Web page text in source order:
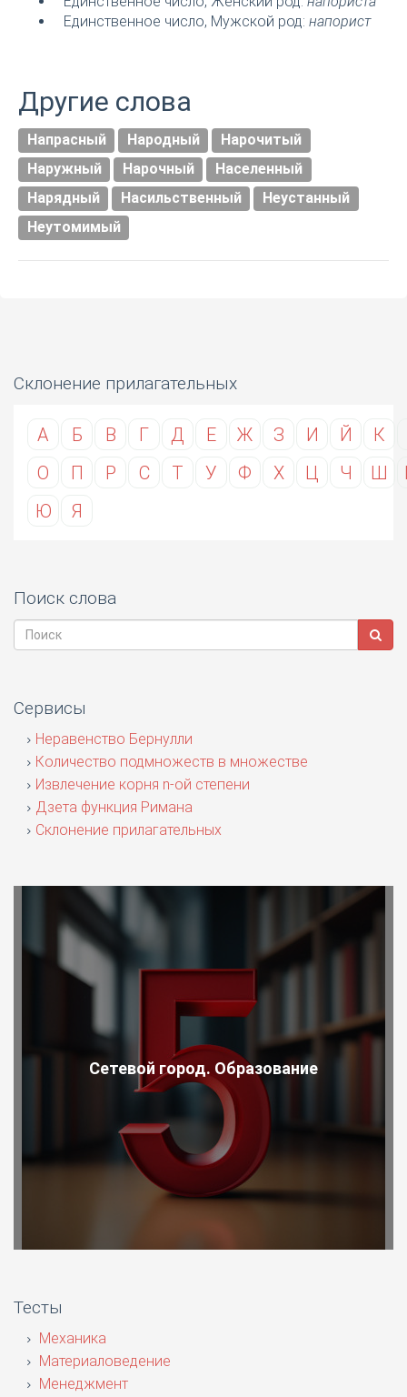
Единственное число, Мужской род: напорист
Другие слова
Напрасный Народный
Нарочитый
Наружный
Нарочный
Населенный
Нарядный
Насильственный
Неустанный
Неутомимый
Склонение прилагательных
А Б В Г Д Е Ж З И Й К
О
П Р С Т У Ф Х Ц Ч Ш
Ю
Я
Поиск слова
Сервисы
Неравенство Бернулли
Количество подмножеств в множестве
Извлечение корня n-ой степени
Дзета функция Римана
Склонение прилагательных
Сетевой город. Образование
Тесты
Механика
Материаловедение
Менеджмент